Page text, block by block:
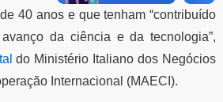
40 anos e que tenham “contribuído
da ciência e da tecnologia”,
do Ministério Italiano dos Negócios
Internacional (MAECI).